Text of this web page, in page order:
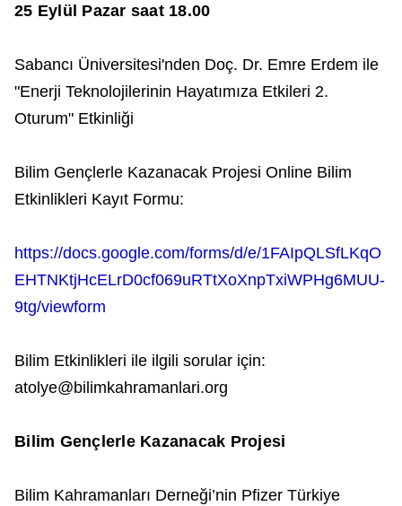
25 Eylül Pazar saat 18.00
Sabancı Üniversitesi'nden Doç. Dr. Emre Erdem ile
"Enerji Teknolojilerinin Hayatımıza Etkileri 2.
Oturum" Etkinliği
Bilim Gençlerle Kazanacak Projesi Online Bilim
Etkinlikleri Kayıt Formu:
https://docs.google.com/forms/d/e/1FAIpQLSfLKqO
EHTNKtjHcELrD0cf069uRTtXoXnpTxiWPHg6MUU-
9tg/viewform
Bilim Etkinlikleri ile ilgili sorular için:
atolye@bilimkahramanlari.org
Bilim Gençlerle Kazanacak Projesi
Bilim Kahramanları Derneği’nin Pfizer Türkiye